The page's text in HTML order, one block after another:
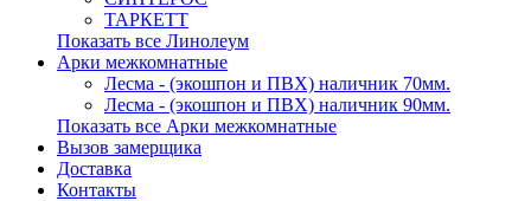
ТАРКЕТТ
Показать все Линолеум
Арки межкомнатные
Лесма - (экошпон и ПВХ) наличник 70мм.
Лесма - (экошпон и ПВХ) наличник 90мм.
Показать все Арки межкомнатные
Вызов замерщика
Доставка
Контакты